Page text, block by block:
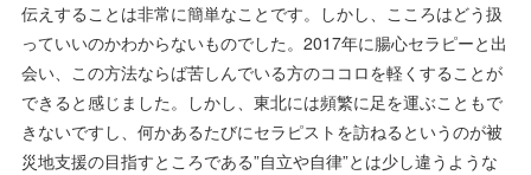
伝えすることは非常に簡単なことです。しかし、こころはどう扱
っていいのかわからないものでした。2017年に腸心セラピーと出
会い、この方法ならば苦しんでいる方のココロを軽くすることが
できると感じました。しかし、東北には頻繁に足を運ぶこともで
きないですし、何かあるたびにセラピストを訪ねるというのが被
災地支援の目指すところである”自立や自律”とは少し違うような